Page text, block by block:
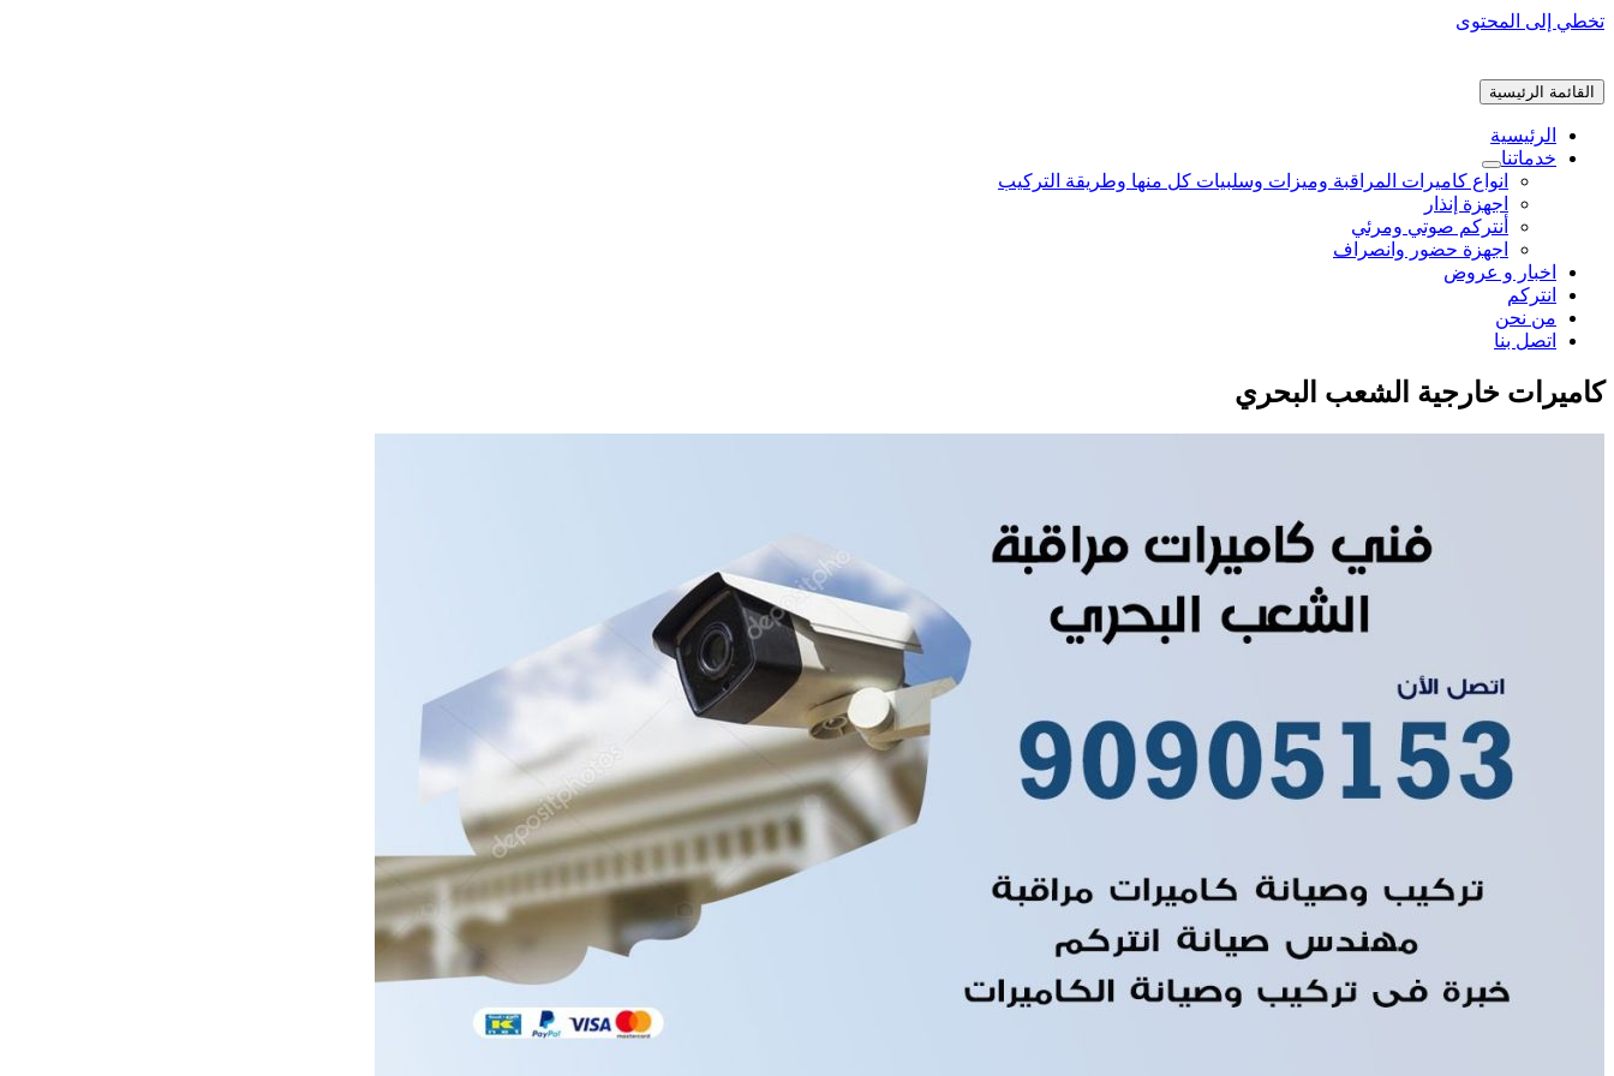
تخطي إلى المحتوى
القائمة الرئيسية
الرئيسية
خدماتنا
انواع كاميرات المراقبة وميزات وسلبيات كل منها وطريقة التركيب
اجهزة إنذار
أنتركم صوتي ومرئي
اجهزة حضور وانصراف
اخبار و عروض
انتركم
من نحن
اتصل بنا
كاميرات خارجية الشعب البحري